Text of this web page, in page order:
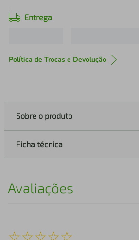
Entrega
Política de Trocas e Devolução
Sobre o produto
Ficha técnica
Avaliações
☆☆☆☆☆